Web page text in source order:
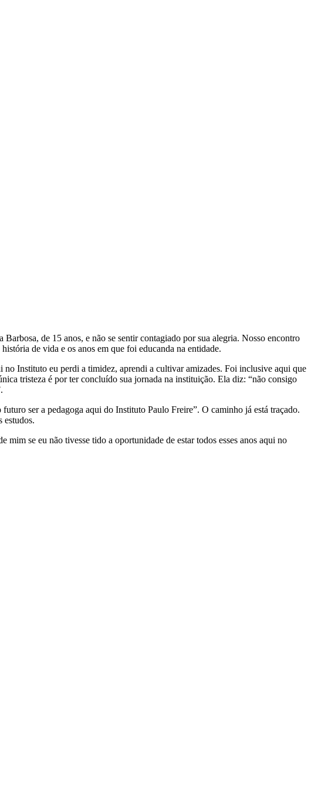
de 15 anos, e não se sentir contagiado por sua alegria. Nosso encontro
de vida e os anos em que foi educanda na entidade.
Instituto eu perdi a timidez, aprendi a cultivar amizades. Foi inclusive aqui que
tristeza é por ter concluído sua jornada na instituição. Ela diz: “não consigo
ser a pedagoga aqui do Instituto Paulo Freire”. O caminho já está traçado.
estudos.
se eu não tivesse tido a oportunidade de estar todos esses anos aqui no